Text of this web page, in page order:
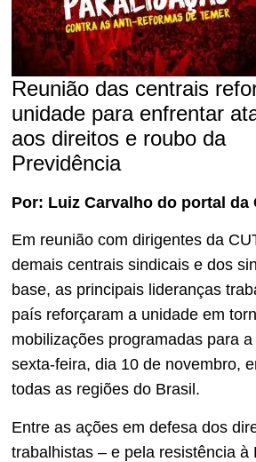
Reunião das centrais
unidade para enfrentar
aos direitos e roubo da
Previdência
Por: Luiz Carvalho do portal da
Em reunião com dirigentes da
demais centrais sindicais e dos
base, as principais lideranças
país reforçaram a unidade em
mobilizações programadas para
sexta-feira, dia 10 de novembro,
todas as regiões do Brasil.
Entre as ações em defesa dos
trabalhistas – e pela resistência à